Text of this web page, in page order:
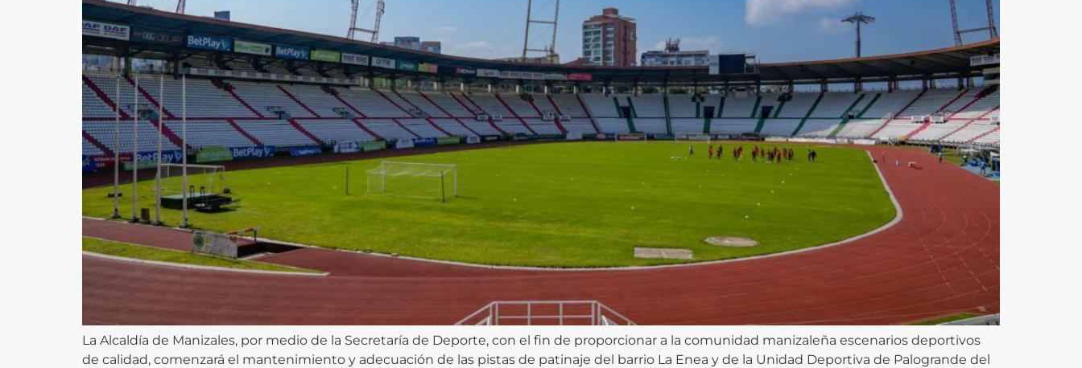
La Alcaldía de Manizales, por medio de la Secretaría de Deporte, con el fin de proporcionar a la comunidad manizaleña escenarios deportivos
de calidad, comenzará el mantenimiento y adecuación de las pistas de patinaje del barrio La Enea y de la Unidad Deportiva de Palogrande del